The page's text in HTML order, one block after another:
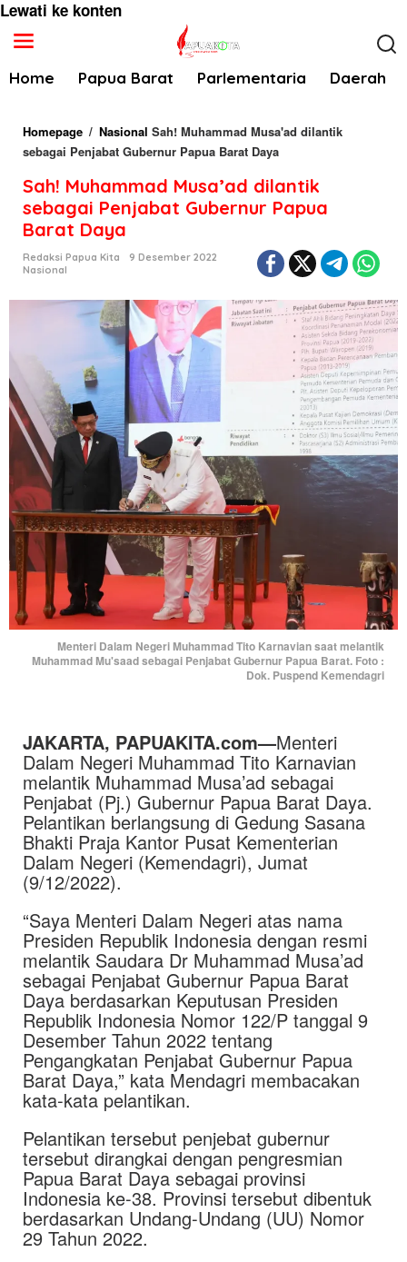
Lewati ke konten
Home Papua Barat Parlementaria Daerah
Homepage / Nasional Sah! Muhammad Musa'ad dilantik
sebagai Penjabat Gubernur Papua Barat Daya
Sah! Muhammad Musa’ad dilantik
sebagai Penjabat Gubernur Papua
Barat Daya
Redaksi Papua Kita
9 Desember 2022
Nasional
Menteri Dalam Negeri Muhammad Tito Karnavian saat melantik
Muhammad Mu'saad sebagai Penjabat Gubernur Papua Barat. Foto :
Dok. Puspend Kemendagri
JAKARTA, PAPUAKITA.com—Menteri
Dalam Negeri Muhammad Tito Karnavian
melantik Muhammad Musa’ad sebagai
Penjabat (Pj.) Gubernur Papua Barat Daya.
Pelantikan berlangsung di Gedung Sasana
Bhakti Praja Kantor Pusat Kementerian
Dalam Negeri (Kemendagri), Jumat
(9/12/2022).
“Saya Menteri Dalam Negeri atas nama
Presiden Republik Indonesia dengan resmi
melantik Saudara Dr Muhammad Musa’ad
sebagai Penjabat Gubernur Papua Barat
Daya berdasarkan Keputusan Presiden
Republik Indonesia Nomor 122/P tanggal 9
Desember Tahun 2022 tentang
Pengangkatan Penjabat Gubernur Papua
Barat Daya,” kata Mendagri membacakan
kata-kata pelantikan.
Pelantikan tersebut penjebat gubernur
tersebut dirangkai dengan pengresmian
Papua Barat Daya sebagai provinsi
Indonesia ke-38. Provinsi tersebut dibentuk
berdasarkan Undang-Undang (UU) Nomor
29 Tahun 2022.